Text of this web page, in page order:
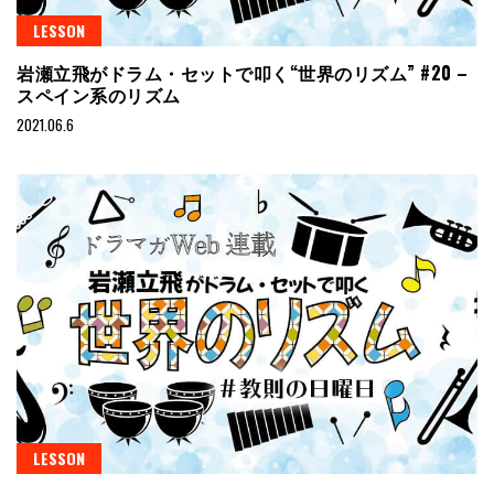
LESSON
岩瀬立飛がドラム・セットで叩く“世界のリズム” #20 –
スペイン系のリズム
2021.06.6
LESSON